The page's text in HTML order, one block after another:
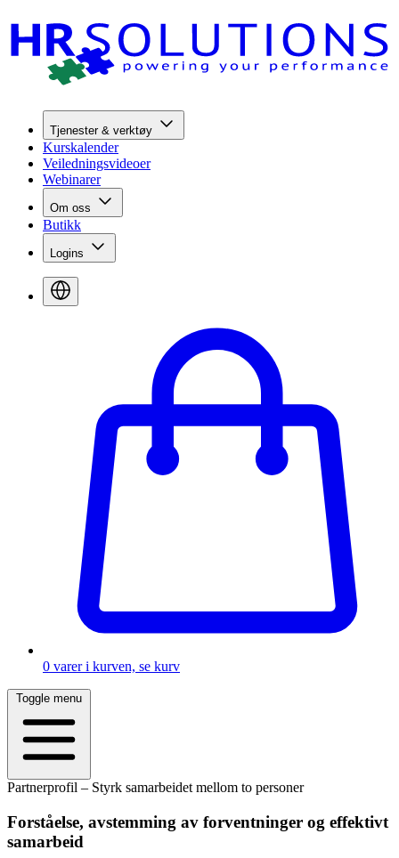
Tjenester & verktøy
Kurskalender
Veiledningsvideoer
Webinarer
Om oss
Butikk
Logins
0 varer i kurven, se kurv
Toggle menu
Partnerprofil – Styrk samarbeidet mellom to personer
Forståelse, avstemming av forventninger og effektivt
samarbeid